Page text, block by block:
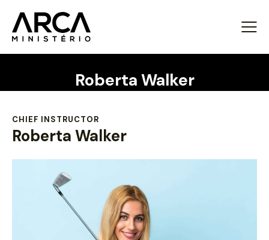
Roberta Walker
CHIEF INSTRUCTOR
Roberta Walker